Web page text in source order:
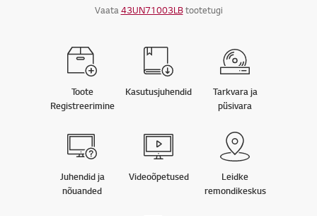
Vaata43UN71003LBtootetugi
Toote
Registreerimine
Kasutusjuhendid
Tarkvara ja
püsivara
Juhendid ja
nõuanded
Videoõpetused
Leidke
remondikeskus